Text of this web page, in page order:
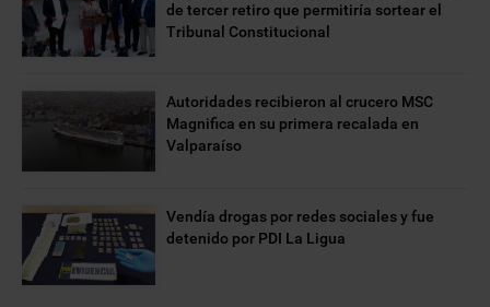
de tercer retiro que permitiría sortear el
Tribunal Constitucional
Autoridades recibieron al crucero MSC
Magnifica en su primera recalada en
Valparaíso
Vendía drogas por redes sociales y fue
detenido por PDI La Ligua